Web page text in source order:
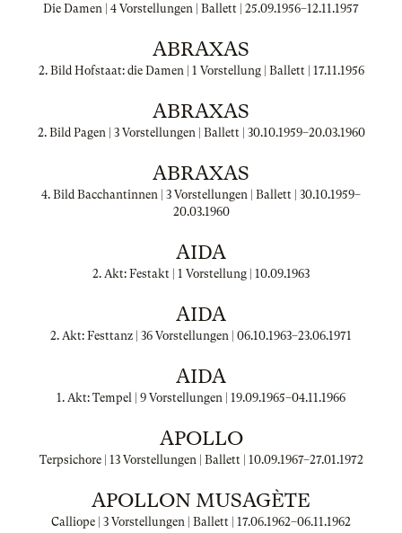
Die Damen | 4 Vorstellungen | Ballett | 25.09.1956–12.11.1957
ABRAXAS
2. Bild Hofstaat: die Damen | 1 Vorstellung | Ballett | 17.11.1956
ABRAXAS
2. Bild Pagen | 3 Vorstellungen | Ballett | 30.10.1959–20.03.1960
ABRAXAS
4. Bild Bacchantinnen | 3 Vorstellungen | Ballett | 30.10.1959–
20.03.1960
AIDA
2. Akt: Festakt | 1 Vorstellung | 10.09.1963
AIDA
2. Akt: Festtanz | 36 Vorstellungen | 06.10.1963–23.06.1971
AIDA
1. Akt: Tempel | 9 Vorstellungen | 19.09.1965–04.11.1966
APOLLO
Terpsichore | 13 Vorstellungen | Ballett | 10.09.1967–27.01.1972
APOLLON MUSAGÈTE
Calliope | 3 Vorstellungen | Ballett | 17.06.1962–06.11.1962